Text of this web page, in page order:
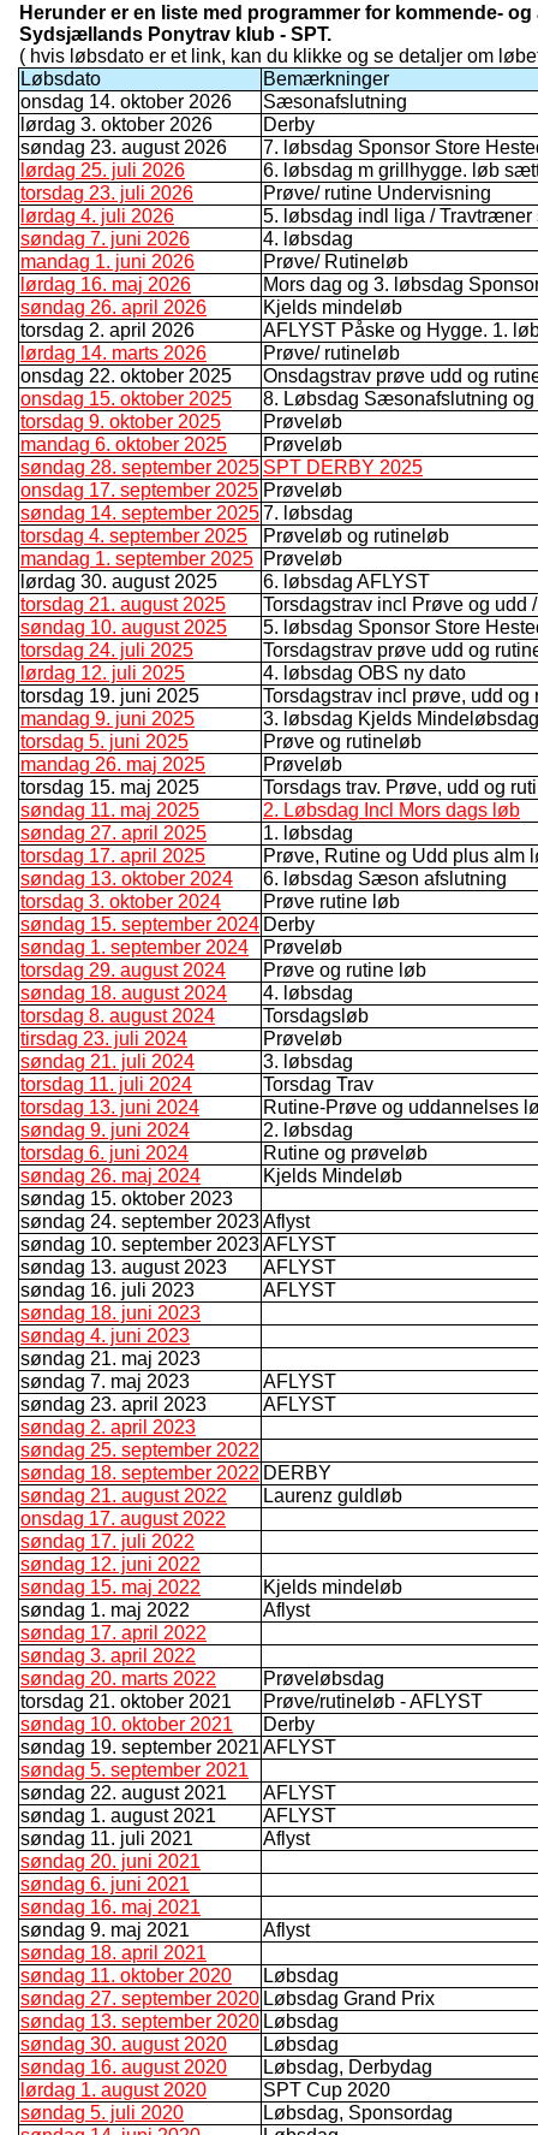
Herunder er en liste med programmer for kommende-
Sydsjællands Ponytrav klub - SPT.
( hvis løbsdato er et link, kan du klikke og se detaljer om
Løbsdato
Bemærkninger
onsdag 14. oktober 2026
Sæsonafslutning
lørdag 3. oktober 2026
Derby
søndag 23. august 2026
7. løbsdag Sponsor Store
lørdag 25. juli 2026
6. løbsdag m grillhygge. løb
torsdag 23. juli 2026
Prøve/ rutine Undervisning
lørdag 4. juli 2026
5. løbsdag indl liga / Travtræner
søndag 7. juni 2026
4. løbsdag
mandag 1. juni 2026
Prøve/ Rutineløb
lørdag 16. maj 2026
Mors dag og 3. løbsdag
søndag 26. april 2026
Kjelds mindeløb
torsdag 2. april 2026
AFLYST Påske og Hygge. 1.
lørdag 14. marts 2026
Prøve/ rutineløb
onsdag 22. oktober 2025
Onsdagstrav prøve udd og
onsdag 15. oktober 2025
8. Løbsdag Sæsonafslutning
torsdag 9. oktober 2025
Prøveløb
mandag 6. oktober 2025
Prøveløb
søndag 28. september 2025 SPT DERBY 2025
onsdag 17. september 2025 Prøveløb
søndag 14. september 20257. løbsdag
torsdag 4. september 2025
Prøveløb og rutineløb
mandag 1. september 2025 Prøveløb
lørdag 30. august 2025
6. løbsdag AFLYST
torsdag 21. august 2025
Torsdagstrav incl Prøve og udd
søndag 10. august 2025
5. løbsdag Sponsor Store
torsdag 24. juli 2025
Torsdagstrav prøve udd og
lørdag 12. juli 2025
4. løbsdag OBS ny dato
torsdag 19. juni 2025
Torsdagstrav incl prøve, udd og
mandag 9. juni 2025
3. løbsdag Kjelds Mindeløbsdag
torsdag 5. juni 2025
Prøve og rutineløb
mandag 26. maj 2025
Prøveløb
torsdag 15. maj 2025
Torsdags trav. Prøve, udd og
søndag 11. maj 2025
2. Løbsdag Incl Mors dags løb
søndag 27. april 2025
1. løbsdag
torsdag 17. april 2025
Prøve, Rutine og Udd plus alm
søndag 13. oktober 2024
6. løbsdag Sæson afslutning
torsdag 3. oktober 2024
Prøve rutine løb
søndag 15. september 2024 Derby
søndag 1. september 2024
Prøveløb
torsdag 29. august 2024
Prøve og rutine løb
søndag 18. august 2024
4. løbsdag
torsdag 8. august 2024
Torsdagsløb
tirsdag 23. juli 2024
Prøveløb
søndag 21. juli 2024
3. løbsdag
torsdag 11. juli 2024
Torsdag Trav
torsdag 13. juni 2024
Rutine-Prøve og uddannelses
søndag 9. juni 2024
2. løbsdag
torsdag 6. juni 2024
Rutine og prøveløb
søndag 26. maj 2024
Kjelds Mindeløb
søndag 15. oktober 2023
søndag 24. september 2023Aflyst
søndag 10. september 2023AFLYST
søndag 13. august 2023
AFLYST
søndag 16. juli 2023
AFLYST
søndag 18. juni 2023
søndag 4. juni 2023
søndag 21. maj 2023
søndag 7. maj 2023
AFLYST
søndag 23. april 2023
AFLYST
søndag 2. april 2023
søndag 25. september 2022
søndag 18. september 2022 DERBY
søndag 21. august 2022
Laurenz guldløb
onsdag 17. august 2022
søndag 17. juli 2022
søndag 12. juni 2022
søndag 15. maj 2022
Kjelds mindeløb
søndag 1. maj 2022
Aflyst
søndag 17. april 2022
søndag 3. april 2022
søndag 20. marts 2022
Prøveløbsdag
torsdag 21. oktober 2021
Prøve/rutineløb - AFLYST
søndag 10. oktober 2021
Derby
søndag 19. september 2021 AFLYST
søndag 5. september 2021
søndag 22. august 2021
AFLYST
søndag 1. august 2021
AFLYST
søndag 11. juli 2021
Aflyst
søndag 20. juni 2021
søndag 6. juni 2021
søndag 16. maj 2021
søndag 9. maj 2021
Aflyst
søndag 18. april 2021
søndag 11. oktober 2020
Løbsdag
søndag 27. september 2020 Løbsdag Grand Prix
søndag 13. september 2020 Løbsdag
søndag 30. august 2020
Løbsdag
søndag 16. august 2020
Løbsdag, Derbydag
lørdag 1. august 2020
SPT Cup 2020
søndag 5. juli 2020
Løbsdag, Sponsordag